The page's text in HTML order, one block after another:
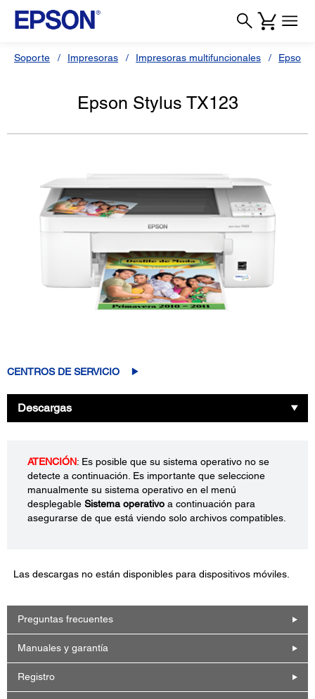
Soporte Impresoras Impresoras multifuncionales Epson
Epson Stylus TX123
CENTROS DE SERVICIO
Descargas
ATENCIÓN: Es posible que su sistema operativo no se
detecte a continuación. Es importante que seleccione
manualmente su sistema operativo en el menú
desplegable Sistema operativo a continuación para
asegurarse de que está viendo solo archivos compatibles.
Las descargas no están disponibles para dispositivos móviles.
Preguntas frecuentes
Manuales y garantía
Registro